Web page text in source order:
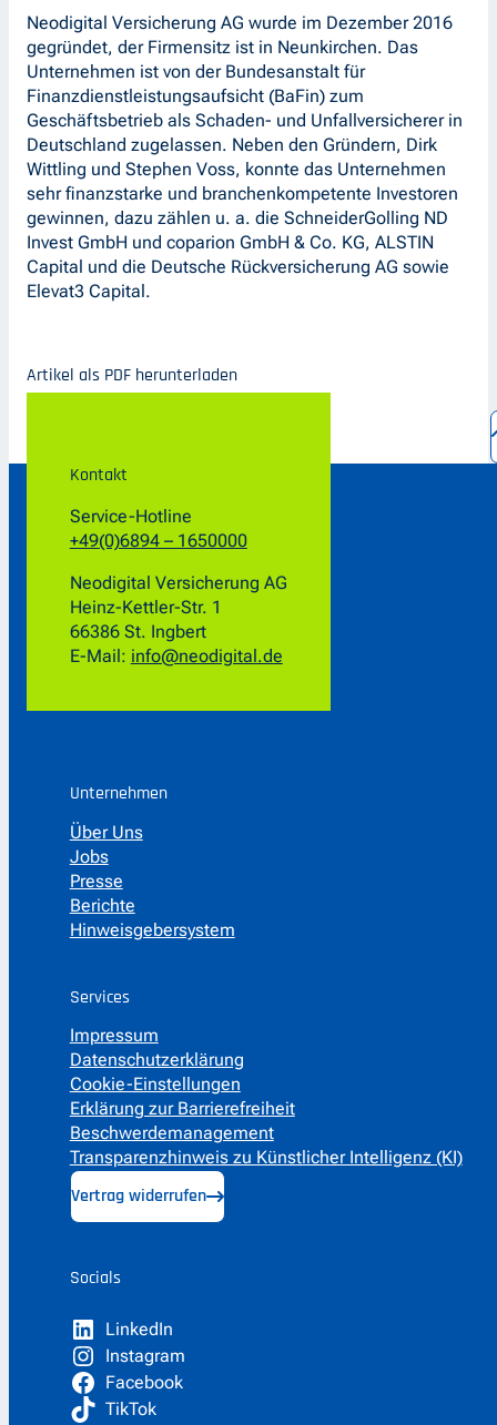
Neodigital Versicherung AG wurde im Dezember 2016
gegründet, der Firmensitz ist in Neunkirchen. Das
Unternehmen ist von der Bundesanstalt für
Finanzdienstleistungsaufsicht (BaFin) zum
Geschäftsbetrieb als Schaden- und Unfallversicherer in
Deutschland zugelassen. Neben den Gründern, Dirk
Wittling und Stephen Voss, konnte das Unternehmen
sehr finanzstarke und branchenkompetente Investoren
gewinnen, dazu zählen u. a. die SchneiderGolling ND
Invest GmbH und coparion GmbH & Co. KG, ALSTIN
Capital und die Deutsche Rückversicherung AG sowie
Elevat3 Capital.
Artikel als PDF herunterladen
Kontakt
Service-Hotline
+49(0)6894 – 1650000
Neodigital Versicherung AG
Heinz-Kettler-Str. 1
66386 St. Ingbert
E-Mail: info@neodigital.de
Unternehmen
Über Uns
Jobs
Presse
Berichte
Hinweisgebersystem
Services
Impressum
Datenschutzerklärung
Cookie-Einstellungen
Erklärung zur Barrierefreiheit
Beschwerdemanagement
Transparenzhinweis zu Künstlicher Intelligenz (KI)
Vertrag widerrufen
Socials
LinkedIn
Instagram
Facebook
TikTok